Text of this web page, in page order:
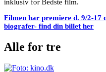
inklusiv for Bedste film.
Filmen har premiere d. 9/2-17
biografer- find din billet her
Alle for tre